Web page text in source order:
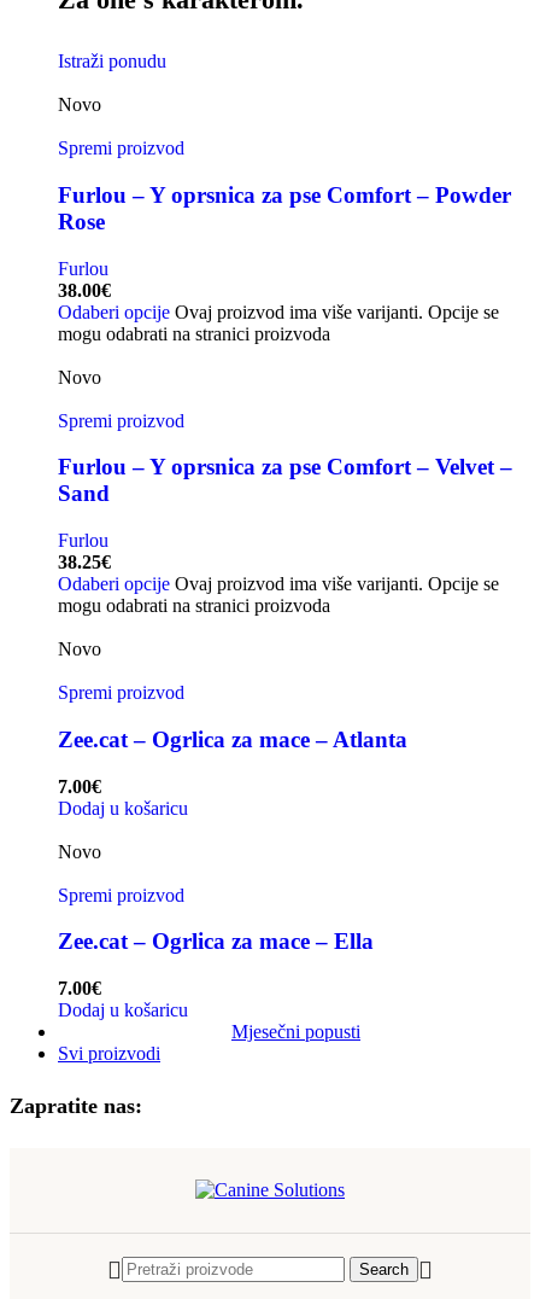
Istraži ponudu
Novo
Spremi proizvod
Furlou – Y oprsnica za pse Comfort – Powder
Rose
Furlou
38.00€
Odaberi opcije Ovaj proizvod ima više varijanti. Opcije se
mogu odabrati na stranici proizvoda
Novo
Spremi proizvod
Furlou – Y oprsnica za pse Comfort – Velvet –
Sand
Furlou
38.25€
Odaberi opcije Ovaj proizvod ima više varijanti. Opcije se
mogu odabrati na stranici proizvoda
Novo
Spremi proizvod
Zee.cat – Ogrlica za mace – Atlanta
7.00€
Dodaj u košaricu
Novo
Spremi proizvod
Zee.cat – Ogrlica za mace – Ella
7.00€
Dodaj u košaricu
Mjesečni popusti
Svi proizvodi
Zapratite nas:
Search